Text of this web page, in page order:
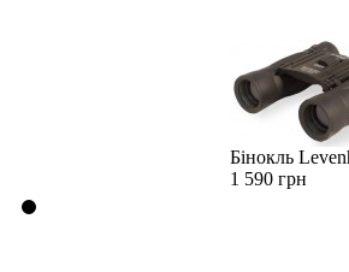
Бінокль
1 590 грн